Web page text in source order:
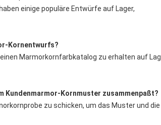
einige populäre Entwürfe auf Lager,
Kornentwurfs?
Marmorkornfarbkatalog zu erhalten auf
Kundenmarmor-Kornmuster zusammenpaßt?
zu schicken, um das Muster und die